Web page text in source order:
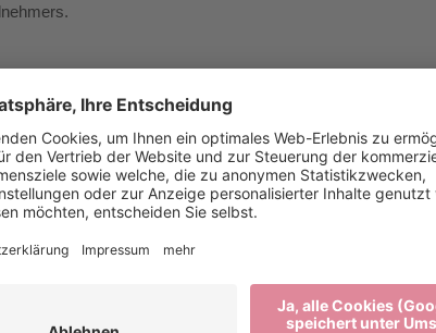
und ist nicht bindend.
Shuttle-Transfer.
Wetterverhältnisse bzw. aufgrund der Fahrkenntnisse
jeweiligen Bike-Guides.